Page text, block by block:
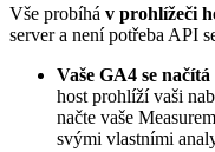
Vše probíhá v prohlížeči
server a není potřeba API
Vaše GA4 se
host prohlíží vaši
načte vaše
svými vlastními